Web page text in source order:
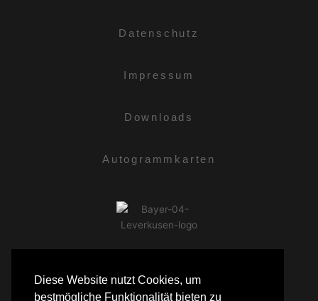
Diese Website nutzt Cookies, um
bestmögliche Funktionalität bieten zu
Datenschutz
Impressum
Downloads
Autogrammkarten